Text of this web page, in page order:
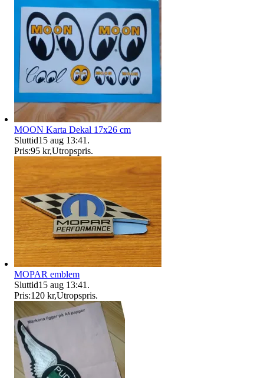
MOON Karta Dekal 17x26 cm
Sluttid15 aug 13:41 .
Pris:95 kr,Utropspris.
MOPAR emblem
Sluttid15 aug 13:41 .
Pris:120 kr,Utropspris.